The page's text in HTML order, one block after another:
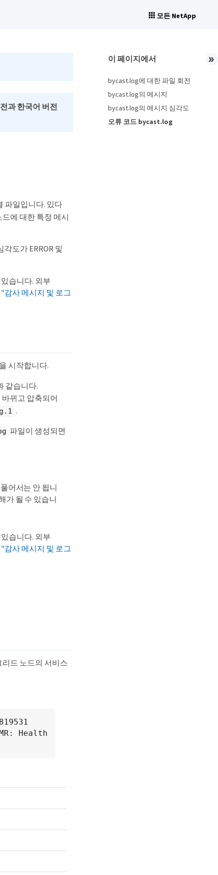
모든 NetApp
과 한국어 버전
파일입니다. 있다
에 대한 특정 메시
각도가 ERROR 및
습니다. 외부
"감사 메시지 및 로그
시작합니다.
같습니다.
바뀌고 압축되어
.
파일이 생성되면
어서는 안 됩니
가 될 수 있습니
습니다. 외부
"감사 메시지 및 로그
리드 노드의 서비스
Health
이 페이지에서
bycast.log에 대한 파일 회전
bycast.log의 메시지
bycast.log의 메시지 심각도
오류 코드 bycast.log